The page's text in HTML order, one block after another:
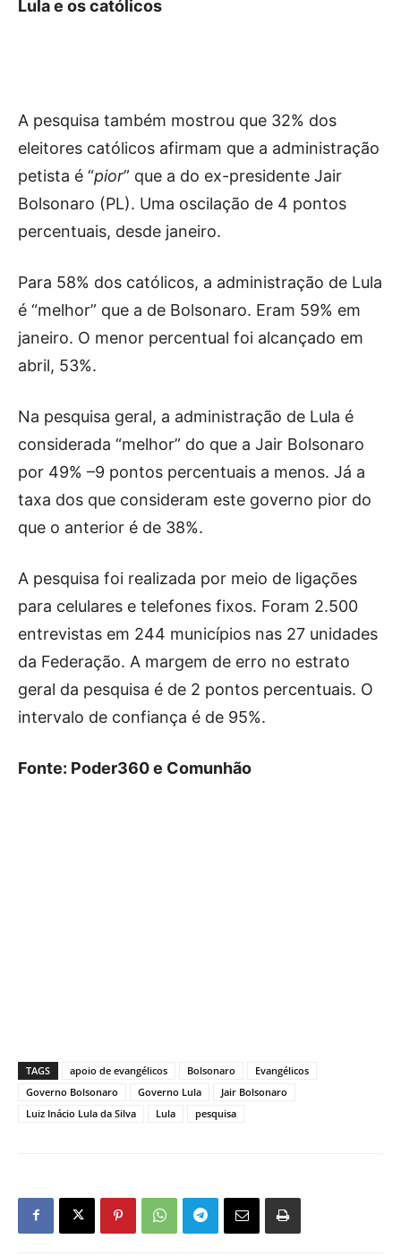
Lula e os católicos
A pesquisa também mostrou que 32% dos
eleitores católicos afirmam que a administração
petista é “pior” que a do ex-presidente Jair
Bolsonaro (PL). Uma oscilação de 4 pontos
percentuais, desde janeiro.
Para 58% dos católicos, a administração de Lula
é “melhor” que a de Bolsonaro. Eram 59% em
janeiro. O menor percentual foi alcançado em
abril, 53%.
Na pesquisa geral, a administração de Lula é
considerada “melhor” do que a Jair Bolsonaro
por 49% –9 pontos percentuais a menos. Já a
taxa dos que consideram este governo pior do
que o anterior é de 38%.
A pesquisa foi realizada por meio de ligações
para celulares e telefones fixos. Foram 2.500
entrevistas em 244 municípios nas 27 unidades
da Federação. A margem de erro no estrato
geral da pesquisa é de 2 pontos percentuais. O
intervalo de confiança é de 95%.
Fonte: Poder360 e Comunhão
TAGS apoio de evangélicos Bolsonaro
Evangélicos
Governo Bolsonaro
Governo Lula
Jair Bolsonaro
Luiz Inácio Lula da Silva
Lula pesquisa